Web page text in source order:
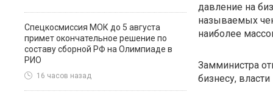
Спецкосмиссия МОК до 5 августа
примет окончательное решение по
составу сборной РФ на Олимпиаде в
РИО
16 часов назад
давление на
называемых
наиболее
Замминистра
бизнесу,